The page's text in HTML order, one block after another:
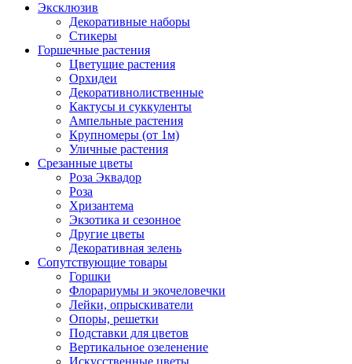
Эксклюзив
Декоративные наборы
Стикеры
Горшечные растения
Цветущие растения
Орхидеи
Декоративнолиственные
Кактусы и суккуленты
Ампельные растения
Крупномеры (от 1м)
Уличные растения
Срезанные цветы
Роза Эквадор
Роза
Хризантема
Экзотика и сезонное
Другие цветы
Декоративная зелень
Сопутствующие товары
Горшки
Флорариумы и экочеловечки
Лейки, опрыскиватели
Опоры, решетки
Подставки для цветов
Вертикальное озеленение